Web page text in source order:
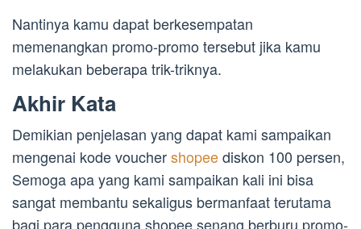
Nantinya kamu dapat berkesempatan
memenangkan promo-promo tersebut jika kamu
melakukan beberapa trik-triknya.
Akhir Kata
Demikian penjelasan yang dapat kami sampaikan
mengenai kode vouchershopeediskon 100 persen,
Semoga apa yang kami sampaikan kali ini bisa
sangat membantu sekaligus bermanfaat terutama
bagi para pengguna shopee senang berburu promo-